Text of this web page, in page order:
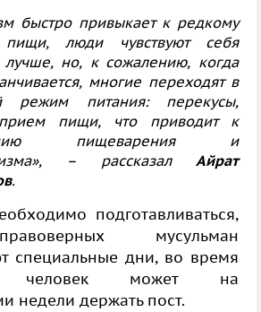
быстро привыкает к редкому
люди чувствуют себя
лучше, но, к сожалению, когда
многие переходят в
режим питания: перекусы,
пищи, что приводит к
пищеварения и
– рассказал Айрат
.
подготавливаться,
мусульман
специальные дни, во время
человек может на
недели держать пост.